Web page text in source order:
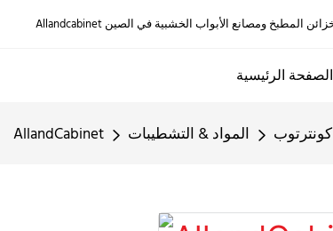
الصفحة الرئيسية
AllandCabinet المواد & التشطيبات كونترتوب